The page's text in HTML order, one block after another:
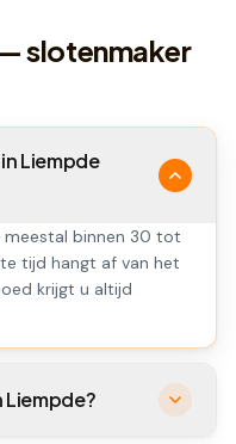
slotenmaker
Liempde
binnen 30 tot
tijd hangt af van het
krijgt u altijd
Liempde?